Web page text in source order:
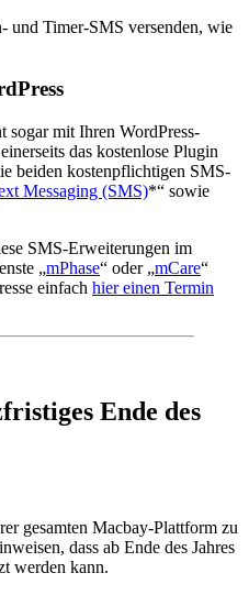
und Timer-SMS versenden, wie
sogar mit Ihren WordPress-
das kostenlose Plugin
beiden kostenpflichtigen SMS-
Messaging (SMS)*“ sowie
SMS-Erweiterungen im
„mPhase“ oder „mCare“
einfach hier einen Termin
Ende des
gesamten Macbay-Plattform zu
dass ab Ende des Jahres
werden kann.